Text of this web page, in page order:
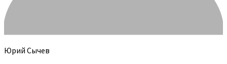
Юрий Сычев